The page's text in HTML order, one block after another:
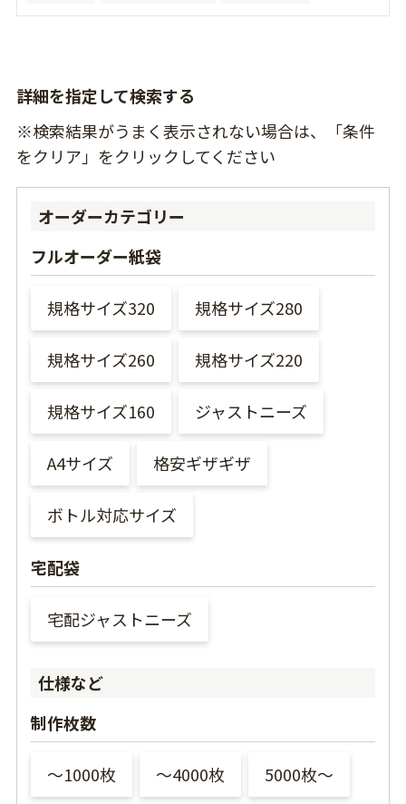
詳細を指定して検索する
※検索結果がうまく表示されない場合は、「条件
をクリア」をクリックしてください
オーダーカテゴリー
フルオーダー紙袋
規格サイズ320 規格サイズ280
規格サイズ260 規格サイズ220
規格サイズ160 ジャストニーズ
A4サイズ 格安ギザギザ
ボトル対応サイズ
宅配袋
宅配ジャストニーズ
仕様など
制作枚数
〜1000枚 〜4000枚 5000枚〜